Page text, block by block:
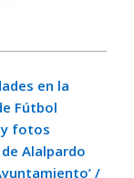
en la
Fútbol
y fotos
de Alalpardo
/